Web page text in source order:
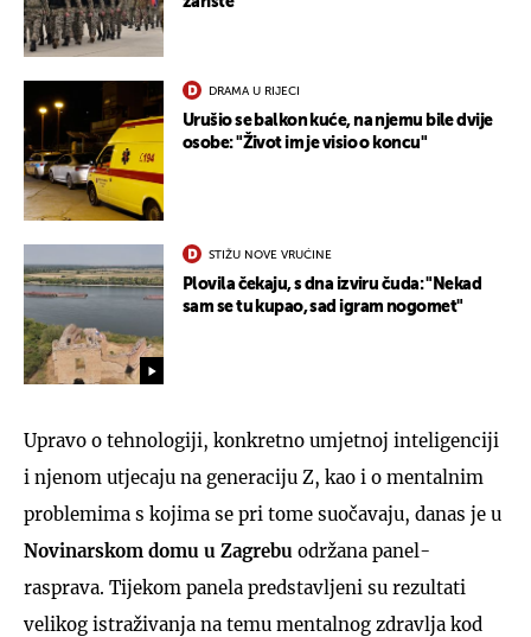
DRAMA U RIJECI
Urušio se balkon kuće, na njemu bile dvije
osobe: "Život im je visio o koncu"
STIŽU NOVE VRUĆINE
Plovila čekaju, s dna izviru čuda: "Nekad
sam se tu kupao, sad igram nogomet"
Upravo o tehnologiji, konkretno umjetnoj inteligenciji
i njenom utjecaju na generaciju Z, kao i o mentalnim
problemima s kojima se pri tome suočavaju, danas je u
Novinarskom domu u Zagrebu održana panel-
rasprava. Tijekom panela predstavljeni su rezultati
velikog istraživanja na temu mentalnog zdravlja kod